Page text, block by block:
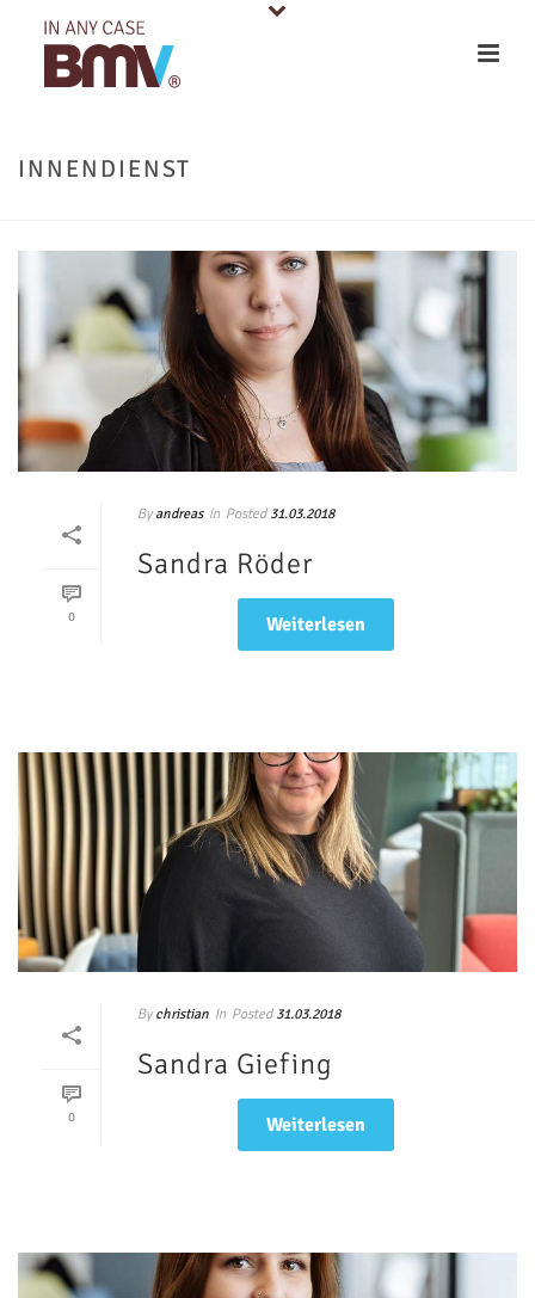
INNENDIENST
0
By andreas In Posted 31.03.2018
Sandra Röder
Weiterlesen
0
By christian In Posted 31.03.2018
Sandra Giefing
Weiterlesen